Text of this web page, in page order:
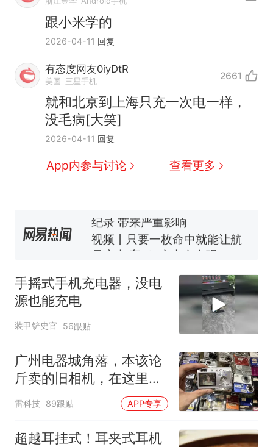
跟小米学的
2026-04-11 回复
有态度网友0iyDtR
美国 三星手机 2661
就和北京到上海只充一次电一样，
没毛病[大笑]
2026-04-11 回复
App内参与讨论 查看更多
热 十多万人报名的考试，成绩
全部作废，公平么？
新 全球唯一没有法定首都的国
家，刚改国名，总统就邀请中
国大使骑行绕了几乎整个国境
线一圈，还曾两次到中国寻根
5万的小车卖不动，40万以上
视频丨只要一枚命中就能让航
母瘫痪 轰-6J实力有多强？
年，网友淘到后寄给女儿：花
鸟市场搬了，但爱还在
热 十多万人报名的考试，成绩
全部作废，公平么？
手摇式手机充电器，没电
源也能充电
装甲铲史官 56跟贴
广州电器城角落，本该论
斤卖的旧相机，在这里打
败了iPhone
雷科技 89跟贴 APP专享
超越耳挂式！耳夹式耳机